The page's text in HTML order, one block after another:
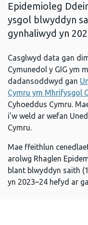
Epidemioleg
ysgol blwyddyn
gynhaliwyd yn
Casglwyd data gan
Cymunedol y GIG ym
dadansoddwyd gan
Cymru ym Mhrifysgol
Cyhoeddus Cymru.
i’w weld ar wefan
Cymru.
Mae ffeithlun
arolwg Rhaglen
blant blwyddyn saith
yn 2023͏–24 hefyd ar